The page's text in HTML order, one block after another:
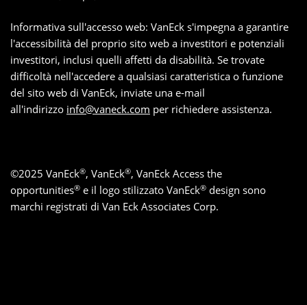
Informativa sull'accesso web: VanEck s'impegna a garantire
l'accessibilità del proprio sito web a investitori e potenziali
investitori, inclusi quelli affetti da disabilità. Se trovate
difficoltà nell'accedere a qualsiasi caratteristica o funzione
del sito web di VanEck, inviate una e-mail
all'indirizzo info@vaneck.com per richiedere assistenza.
©2025 VanEck®, VanEck®, VanEck Access the
opportunities® e il logo stilizzato VanEck® design sono
marchi registrati di Van Eck Associates Corp.